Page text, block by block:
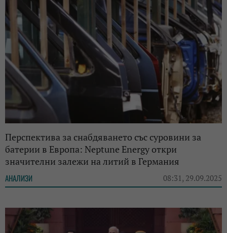
Перспектива за снабдяването със суровини за
батерии в Европа: Neptune Energy откри
значителни залежи на литий в Германия
АНАЛИЗИ 08:31, 29.09.2025